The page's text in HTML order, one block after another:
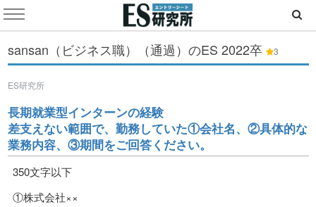
sansan（ビジネス職）（通過）のES 2022卒 3
ES研究所
長期就業型インターンの経験
差支えない範囲で、勤務していた①会社名、②具体的な
業務内容、③期間をご回答ください。
350文字以下
①株式会社××